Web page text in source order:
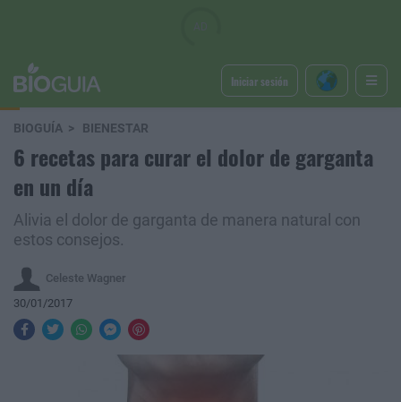
Iniciar sesión
BIOGUÍA BIENESTAR
6 recetas para curar el dolor de garganta
en un día
Alivia el dolor de garganta de manera natural con
estos consejos.
Celeste Wagner
30/01/2017